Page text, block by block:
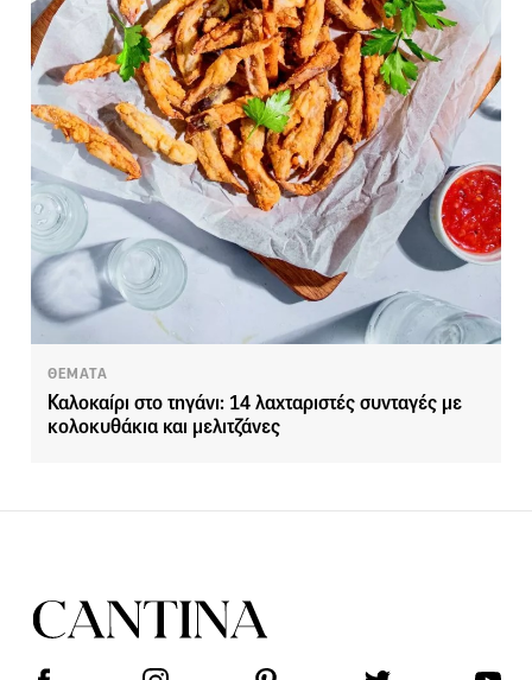
ΘΕΜΑΤΑ
Καλοκαίρι στο τηγάνι: 14 λαχταριστές συνταγές με
κολοκυθάκια και μελιτζάνες